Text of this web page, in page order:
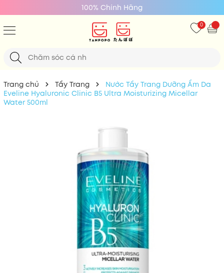
100% Chính Hãng
0
Trang chủ Tẩy Trang
Nước Tẩy Trang Dưỡng Ẩm Da
Eveline Hyaluronic Clinic B5 Ultra Moisturizing Micellar
Water 500ml